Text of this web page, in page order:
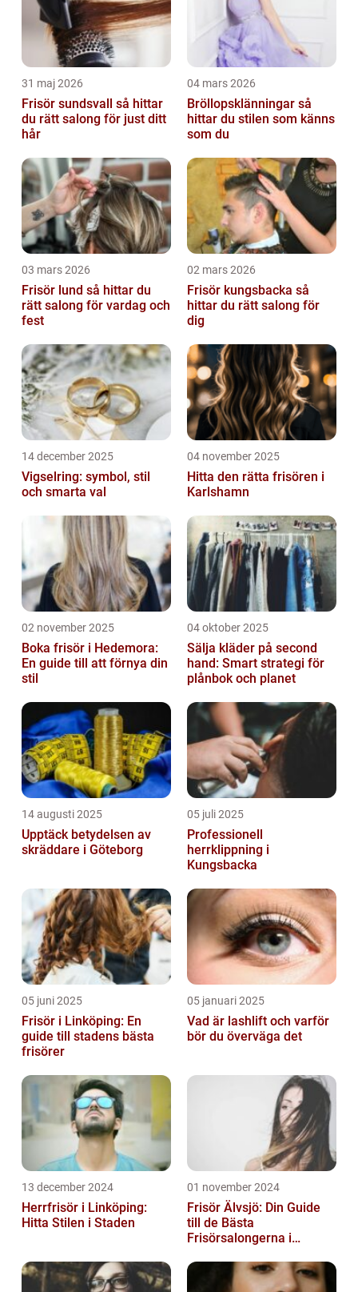
31 maj 2026
Frisör sundsvall så hittar
du rätt salong för just ditt
hår
04 mars 2026
Bröllopsklänningar så
hittar du stilen som känns
som du
03 mars 2026
Frisör lund så hittar du
rätt salong för vardag och
fest
02 mars 2026
Frisör kungsbacka så
hittar du rätt salong för
dig
14 december 2025
Vigselring: symbol, stil
och smarta val
04 november 2025
Hitta den rätta frisören i
Karlshamn
02 november 2025
Boka frisör i Hedemora:
En guide till att förnya din
stil
04 oktober 2025
Sälja kläder på second
hand: Smart strategi för
plånbok och planet
14 augusti 2025
Upptäck betydelsen av
skräddare i Göteborg
05 juli 2025
Professionell
herrklippning i
Kungsbacka
05 juni 2025
Frisör i Linköping: En
guide till stadens bästa
frisörer
05 januari 2025
Vad är lashlift och varför
bör du överväga det
13 december 2024
Herrfrisör i Linköping:
Hitta Stilen i Staden
01 november 2024
Frisör Älvsjö: Din Guide
till de Bästa
Frisörsalongerna i